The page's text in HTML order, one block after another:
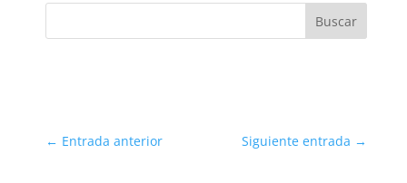
← Entrada anterior Siguiente entrada →